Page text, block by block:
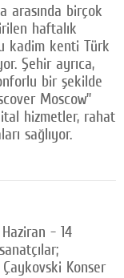
arasında birçok
haftalık
kadim kenti Türk
Şehir ayrıca,
bir şekilde
Moscow”
hizmetler, rahat
sağlıyor.
- 14
Konser